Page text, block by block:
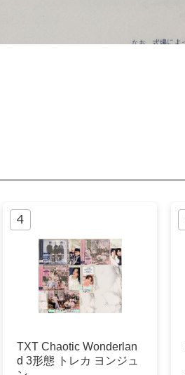
TXT Chaotic Wonderlan
d 3形態 トレカ ヨンジュ